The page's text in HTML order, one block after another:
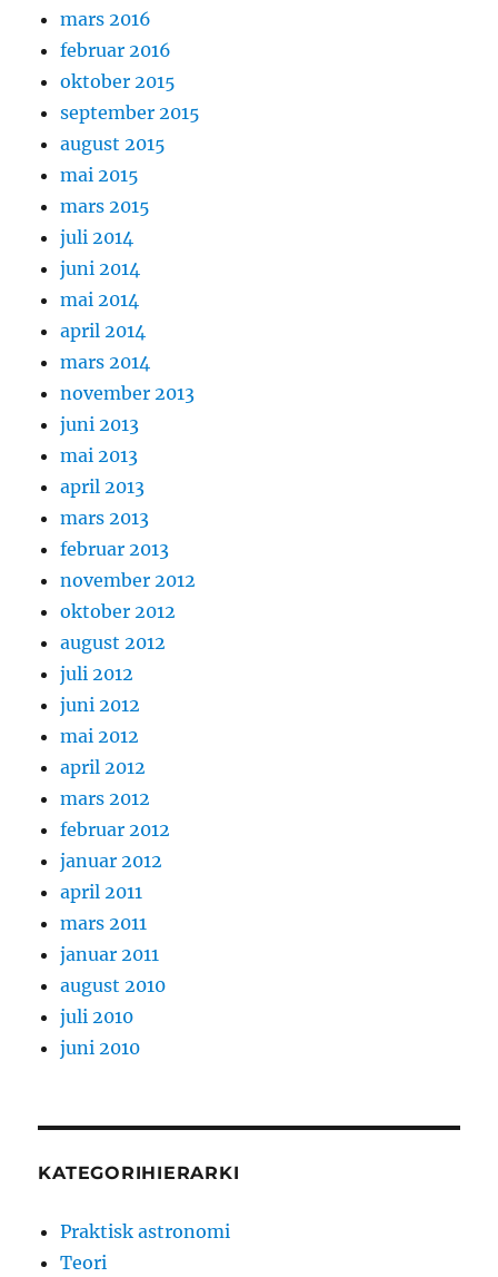
mars 2016
februar 2016
oktober 2015
september 2015
august 2015
mai 2015
mars 2015
juli 2014
juni 2014
mai 2014
april 2014
mars 2014
november 2013
juni 2013
mai 2013
april 2013
mars 2013
februar 2013
november 2012
oktober 2012
august 2012
juli 2012
juni 2012
mai 2012
april 2012
mars 2012
februar 2012
januar 2012
april 2011
mars 2011
januar 2011
august 2010
juli 2010
juni 2010
KATEGORIHIERARKI
Praktisk astronomi
Teori